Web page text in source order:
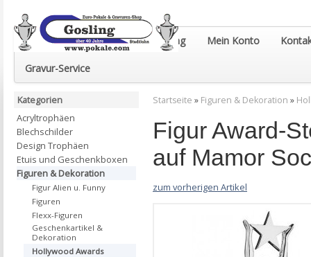
Euro-Pokale & Gravur-Shop Gosling Mein Konto
Gravur-Service
Startseite » Figuren & Dekoration »
Figur Award-
auf Mamor
zum vorherigen Artikel
Kategorien
Acryltrophäen
Blechschilder
Design Trophäen
Etuis und Geschenkboxen
Figuren & Dekoration
Figur Alien u. Funny
Figuren
Flexx-Figuren
Geschenkartikel &
Dekoration
Hollywood Awards